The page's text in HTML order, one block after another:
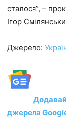
сталося”, –
Ігор
Джерело:
джерела